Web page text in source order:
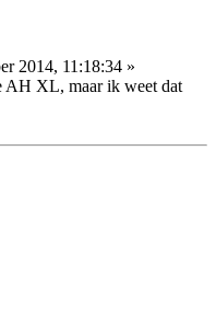
2014, 11:18:34 »
AH XL, maar ik weet dat